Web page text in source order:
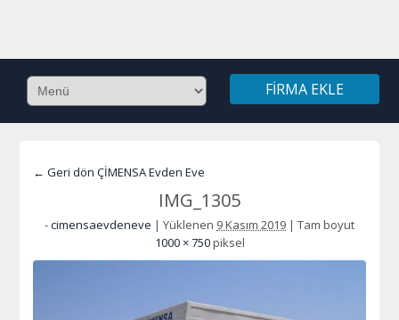
FIRMA EKLE
← Geri dön ÇİMENSA Evden Eve
IMG_1305
-cimensaevdeneve | Yüklenen 9 Kasım 2019 | Tam boyut
1000 × 750piksel